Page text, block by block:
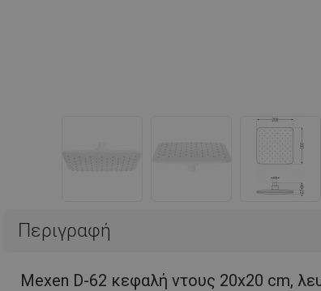
Περιγραφή
Mexen D-62 κεφαλή ντους 20x20 cm,